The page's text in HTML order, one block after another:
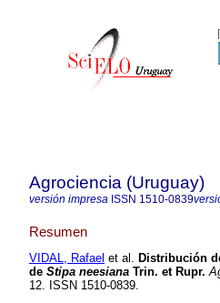
Agrociencia (Uruguay)
versión impresa ISSN 1510-0839
Resumen
VIDAL, Rafael et al. Distribución
de Stipa neesiana Trin. et Rupr.
12. ISSN 1510-0839.